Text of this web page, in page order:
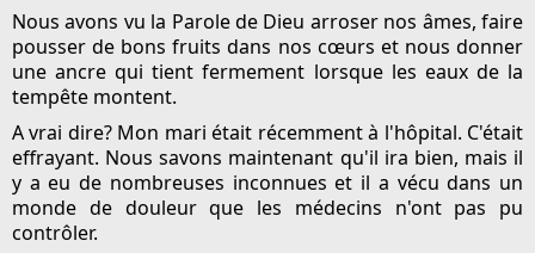
Nous avons vu la Parole de Dieu arroser nos âmes, faire
pousser de bons fruits dans nos cœurs et nous donner
une ancre qui tient fermement lorsque les eaux de la
tempête montent.
A vrai dire? Mon mari était récemment à l'hôpital. C'était
effrayant. Nous savons maintenant qu'il ira bien, mais il
y a eu de nombreuses inconnues et il a vécu dans un
monde de douleur que les médecins n'ont pas pu
contrôler.